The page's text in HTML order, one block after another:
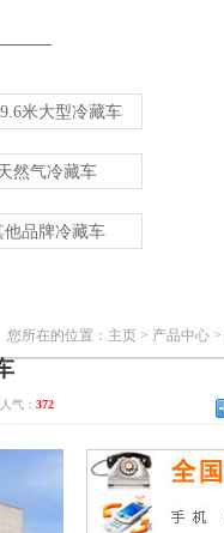
米大型冷藏车
然气冷藏车
他品牌冷藏车
您所在的位置： 主页 > 产品中心 >
气： 372